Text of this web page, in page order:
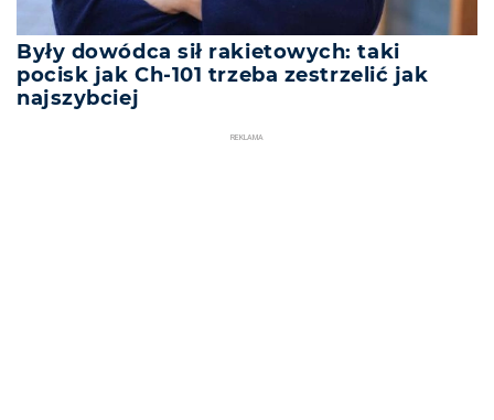
Były dowódca sił rakietowych: taki
pocisk jak Ch-101 trzeba zestrzelić jak
najszybciej
REKLAMA